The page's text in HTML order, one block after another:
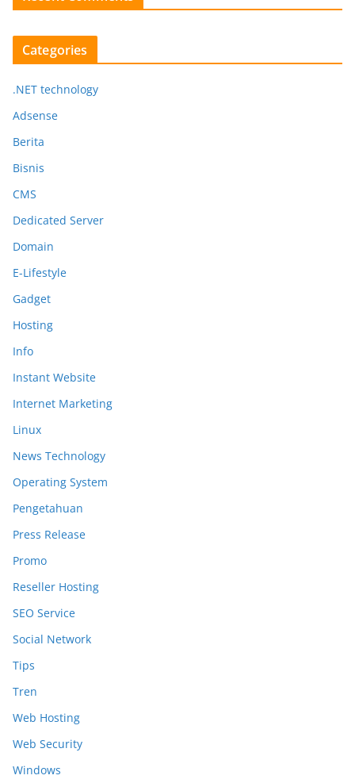
Categories
.NET technology
Adsense
Berita
Bisnis
CMS
Dedicated Server
Domain
E-Lifestyle
Gadget
Hosting
Info
Instant Website
Internet Marketing
Linux
News Technology
Operating System
Pengetahuan
Press Release
Promo
Reseller Hosting
SEO Service
Social Network
Tips
Tren
Web Hosting
Web Security
Windows